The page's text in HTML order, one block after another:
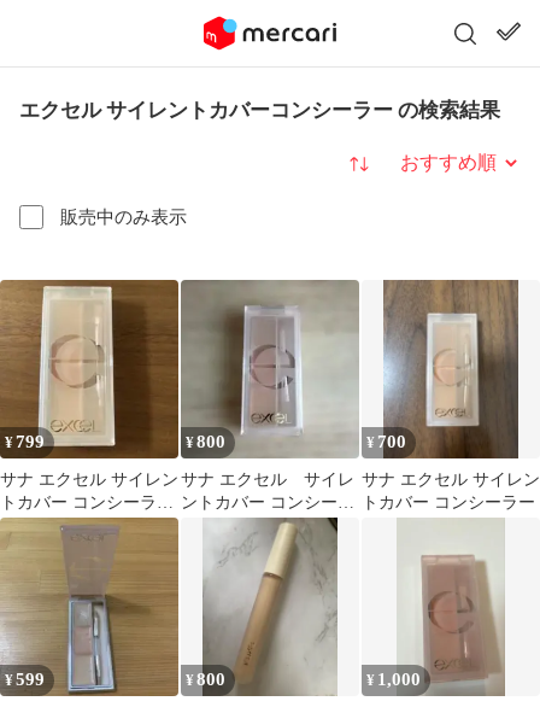
エクセル サイレントカバーコンシーラー の検索結果
販売中のみ表示
並び替え
¥799
サナ エクセル サイレン
トカバー コンシーラー
パレットコンシーラー
¥800
サナ エクセル サイレ
ントカバー コンシーラ
¥ 700
サナ エクセル サイレン
トカバー コンシーラー
¥599 ¥800 ¥ 1,000